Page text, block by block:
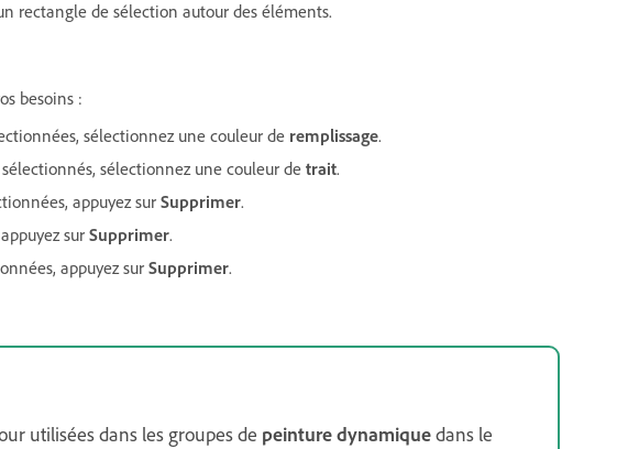
rectangle de sélection autour des éléments.
besoins :
sélectionnez une couleur de remplissage.
sélectionnez une couleur de trait.
appuyez sur Supprimer.
sur Supprimer.
appuyez sur Supprimer.
utilisées dans les groupes de peinture dynamiquedans le